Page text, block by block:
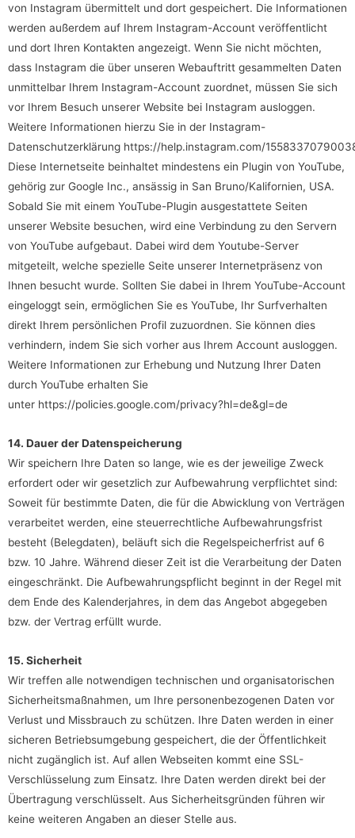
von Instagram übermittelt und dort gespeichert. Die Informationen
werden außerdem auf Ihrem Instagram-Account veröffentlicht
und dort Ihren Kontakten angezeigt. Wenn Sie nicht möchten,
dass Instagram die über unseren Webauftritt gesammelten Daten
unmittelbar Ihrem Instagram-Account zuordnet, müssen Sie sich
vor Ihrem Besuch unserer Website bei Instagram ausloggen.
Weitere Informationen hierzu Sie in der Instagram-
Datenschutzerklärung https://help.instagram.com/
Diese Internetseite beinhaltet mindestens ein Plugin von YouTube,
gehörig zur Google Inc., ansässig in San Bruno/Kalifornien, USA.
Sobald Sie mit einem YouTube-Plugin ausgestattete Seiten
unserer Website besuchen, wird eine Verbindung zu den Servern
von YouTube aufgebaut. Dabei wird dem Youtube-Server
mitgeteilt, welche spezielle Seite unserer Internetpräsenz von
Ihnen besucht wurde. Sollten Sie dabei in Ihrem YouTube-Account
eingeloggt sein, ermöglichen Sie es YouTube, Ihr Surfverhalten
direkt Ihrem persönlichen Profil zuzuordnen. Sie können dies
verhindern, indem Sie sich vorher aus Ihrem Account ausloggen.
Weitere Informationen zur Erhebung und Nutzung Ihrer Daten
durch YouTube erhalten Sie
unter https://policies.google.com/privacy?hl=de&gl=de
14. Dauer der Datenspeicherung
Wir speichern Ihre Daten so lange, wie es der jeweilige Zweck
erfordert oder wir gesetzlich zur Aufbewahrung verpflichtet sind:
Soweit für bestimmte Daten, die für die Abwicklung von Verträgen
verarbeitet werden, eine steuerrechtliche Aufbewahrungsfrist
besteht (Belegdaten), beläuft sich die Regelspeicherfrist auf 6
bzw. 10 Jahre. Während dieser Zeit ist die Verarbeitung der Daten
eingeschränkt. Die Aufbewahrungspflicht beginnt in der Regel mit
dem Ende des Kalenderjahres, in dem das Angebot abgegeben
bzw. der Vertrag erfüllt wurde.
15. Sicherheit
Wir treffen alle notwendigen technischen und organisatorischen
Sicherheitsmaßnahmen, um Ihre personenbezogenen Daten vor
Verlust und Missbrauch zu schützen. Ihre Daten werden in einer
sicheren Betriebsumgebung gespeichert, die der Öffentlichkeit
nicht zugänglich ist. Auf allen Webseiten kommt eine SSL-
Verschlüsselung zum Einsatz. Ihre Daten werden direkt bei der
Übertragung verschlüsselt. Aus Sicherheitsgründen führen wir
keine weiteren Angaben an dieser Stelle aus.